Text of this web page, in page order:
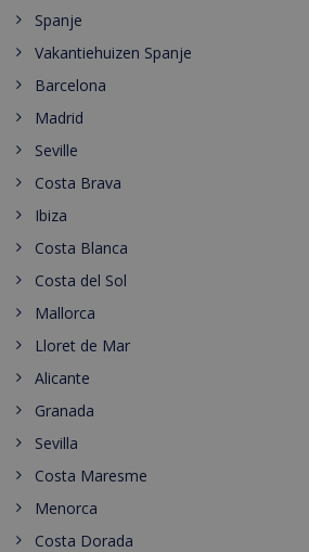
Spanje
Vakantiehuizen Spanje
Barcelona
Madrid
Seville
Costa Brava
Ibiza
Costa Blanca
Costa del Sol
Mallorca
Lloret de Mar
Alicante
Granada
Sevilla
Costa Maresme
Menorca
Costa Dorada